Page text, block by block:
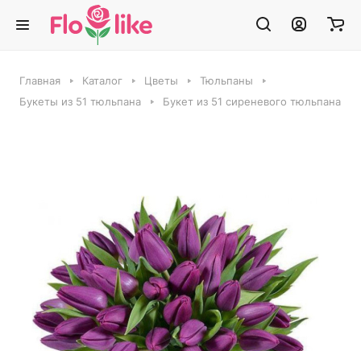
Главная Каталог Цветы
Тюльпаны
Букеты из 51 тюльпана
Букет из 51 сиреневого тюльпана